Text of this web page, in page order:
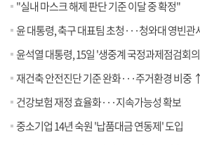
"실내 마스크 해제 판단 기준 이달 중 확정"
윤 대통령, 축구 대표팀 초청···청와대 영빈관
윤석열 대통령, 15일 '생중계 국정과제점검회
재건축 안전진단 기준 완화···주거환경 비중 ↑
건강보험 재정 효율화···지속가능성 확보
중소기업 14년 숙원 '납품대금 연동제' 도입